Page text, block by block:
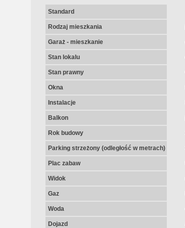
Standard
Rodzaj mieszkania
Garaż - mieszkanie
Stan lokalu
Stan prawny
Okna
Instalacje
Balkon
Rok budowy
Parking strzeżony (odległość w metrach)
Plac zabaw
Widok
Gaz
Woda
Dojazd